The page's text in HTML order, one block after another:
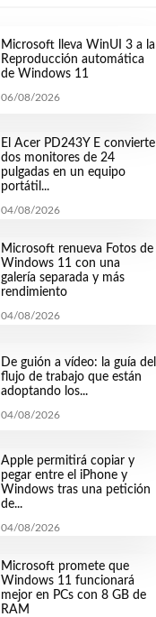
Microsoft lleva WinUI 3 a la
Reproducción automática
de Windows 11
06/08/2026
El Acer PD243Y E convierte
dos monitores de 24
pulgadas en un equipo
portátil...
04/08/2026
Microsoft renueva Fotos de
Windows 11 con una
galería separada y más
rendimiento
04/08/2026
De guión a vídeo: la guía del
flujo de trabajo que están
adoptando los...
04/08/2026
Apple permitirá copiar y
pegar entre el iPhone y
Windows tras una petición
de...
04/08/2026
Microsoft promete que
Windows 11 funcionará
mejor en PCs con 8 GB de
RAM